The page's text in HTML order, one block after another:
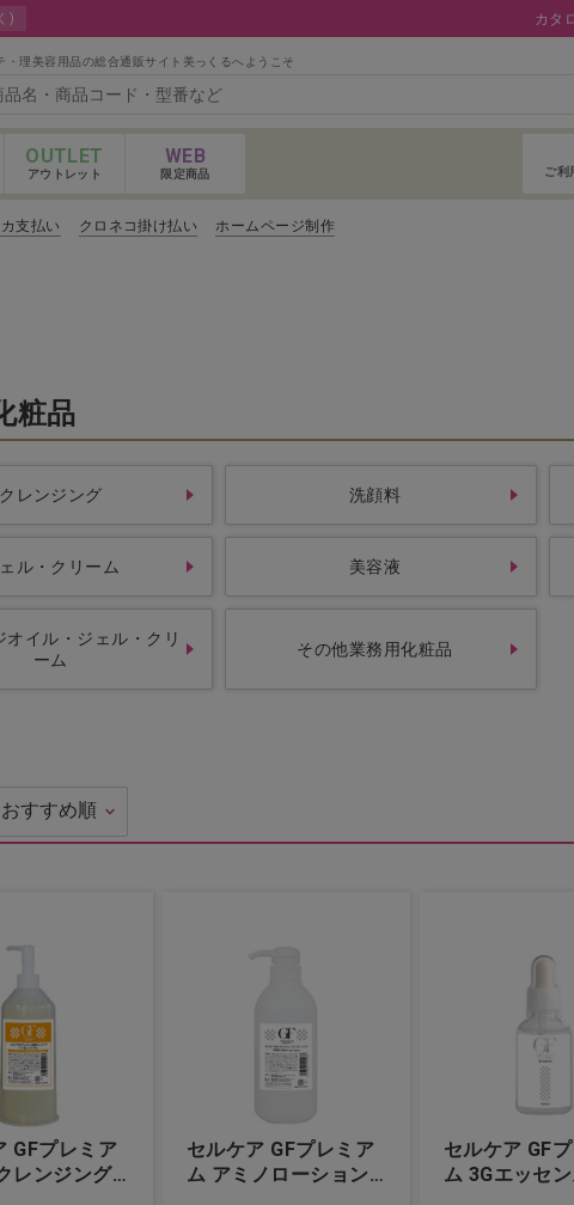
) カタ
・理美容用品の総合通販サイト美っくるへようこそ
＆Ｌａｓｈ
OUTLET
アウトレット
WEB
限定商品 ご利
支払い クロネコ掛け払い ホームページ制作
粧品
クレンジング 洗顔料
ル・クリーム 美容液
オイル・ジェル・クリ
ーム
その他業務用化粧品
GFプレミア
レンジング
セルケア GFプレミア
ム アミノローション
セルケア GF
ム 3Gエッセン